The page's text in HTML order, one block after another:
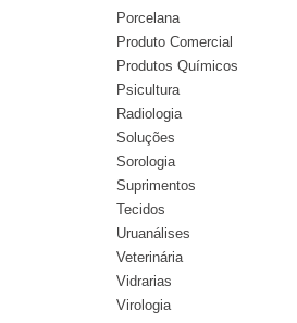
Porcelana
Produto Comercial
Produtos Químicos
Psicultura
Radiologia
Soluções
Sorologia
Suprimentos
Tecidos
Uruanálises
Veterinária
Vidrarias
Virologia